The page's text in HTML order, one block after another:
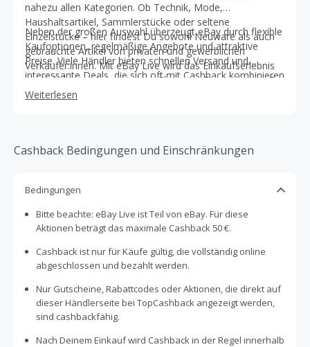
nahezu allen Kategorien. Ob Technik, Mode,
Haushaltsartikel, Sammlerstücke oder seltene
Einzelstücke – hier findest Du sowohl Neuware als auch
gebrauchte Artikel von privaten und gewerblichen
Verkäufer:innen. Mit eBay Live wird das Einkaufserlebnis
zusätzlich interaktiver: In Live-Shopping-Events kannst Du
Produkte in Echtzeit entdecken, direkt kaufen oder an
Neben der großen Auswahl überzeugt eBay durch flexible
Kaufoptionen, regelmäßige Angebote und attraktive
Preise. Viele Händler bieten schnellen Versand und
interessante Deals, die sich oft mit Cashback kombinieren
lassen. So kannst Du bei jedem Einkauf doppelt sparen
und Dir Deine Lieblingsprodukte noch günstiger sichern.
Weiterlesen
Cashback Bedingungen und Einschränkungen
Bedingungen
Bitte beachte: eBay Live ist Teil von eBay. Für diese
Aktionen beträgt das maximale Cashback 50 €.
Cashback ist nur für Käufe gültig, die vollständig online
abgeschlossen und bezahlt werden.
Nur Gutscheine, Rabattcodes oder Aktionen, die direkt auf
dieser Händlerseite bei TopCashback angezeigt werden,
sind cashbackfähig.
Nach Deinem Einkauf wird Cashback in der Regel innerhalb